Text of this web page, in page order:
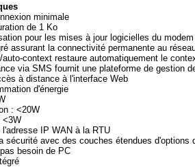
minimale
de 1 Ko
pour les mises à jour logicielles du modem
assurant la connectivité permanente au
context restaure automatiquement le
via SMS fournit une plateforme de
à distance à l'interface Web
d'énergie
: <20W
<3W
l'adresse IP WAN à la RTU
sécurité avec des couches étendues d'options
besoin de PC